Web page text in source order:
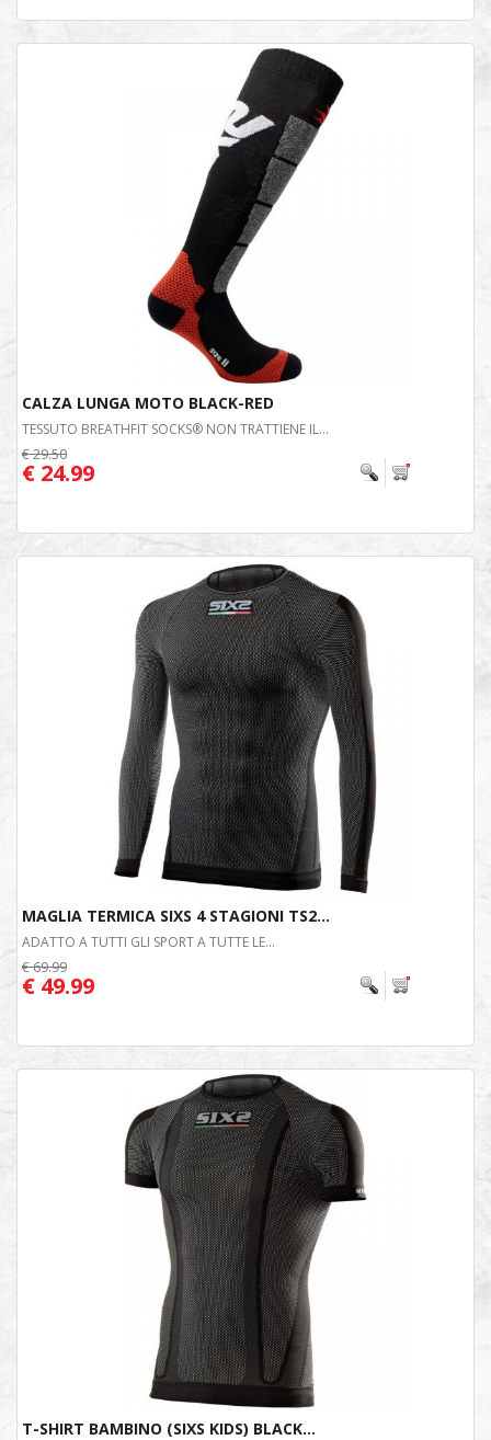
CALZA LUNGA MOTO BLACK-RED
TESSUTO BREATHFIT SOCKS® NON TRATTIENE IL...
€ 29.50
€ 24.99
MAGLIA TERMICA SIXS 4 STAGIONI TS2...
ADATTO A TUTTI GLI SPORT A TUTTE LE...
€ 69.99
€ 49.99
T-SHIRT BAMBINO (SIXS KIDS) BLACK...